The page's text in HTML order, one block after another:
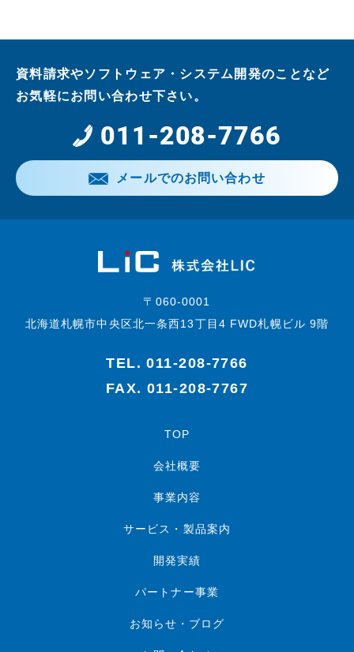
資料請求やソフトウェア・システム開発のことなど
お気軽にお問い合わせ下さい。
011-208-7766
メールでのお問い合わせ
〒060-0001
北海道札幌市中央区北一条西13丁目4 FWD札幌ビル 9階
TEL.011-208-7766
FAX. 011-208-7767
TOP
会社概要
事業内容
サービス・製品案内
開発実績
パートナー事業
お知らせ・ブログ